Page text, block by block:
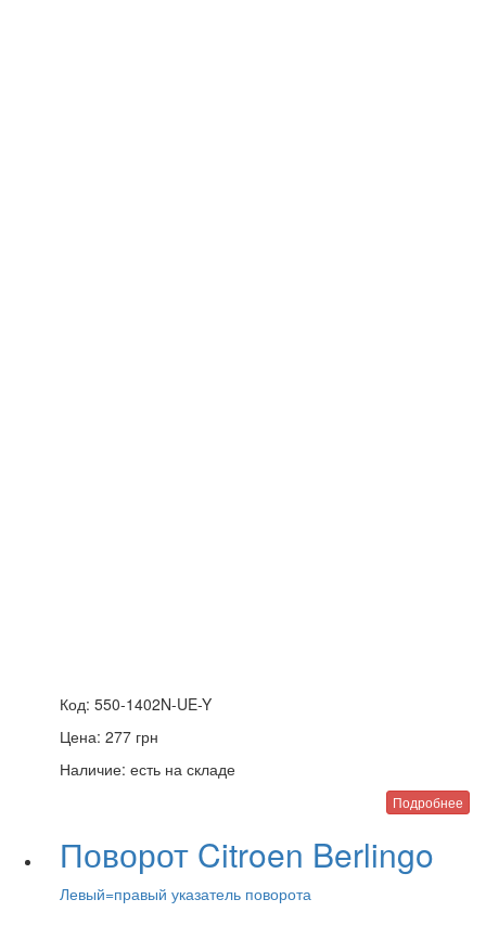
Код: 550-1402N-UE-Y
Цена: 277 грн
Наличие: есть на складе
Подробнее
Поворот Citroen Berlingo
Левый=правый указатель поворота